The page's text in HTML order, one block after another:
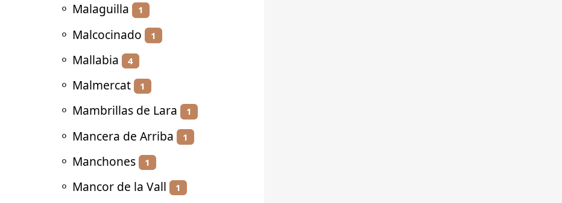
⚬ Malaguilla 1
⚬ Malcocinado 1
⚬ Mallabia 4
⚬ Malmercat 1
⚬ Mambrillas de Lara 1
⚬ Mancera de Arriba 1
⚬ Manchones 1
⚬ Mancor de la Vall 1